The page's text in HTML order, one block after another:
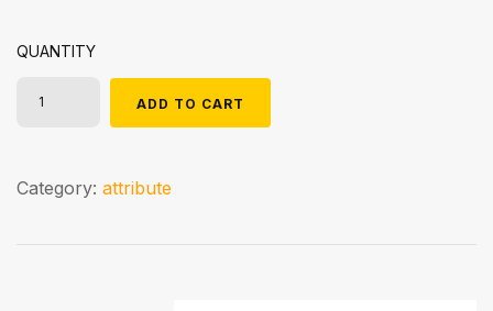
QUANTITY
ADD TO CART
Category: attribute